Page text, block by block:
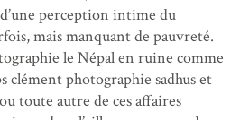
perception intime du
mais manquant de pauvreté.
le Népal en ruine comme
clément photographie sadhus et
toute autre de ces affaires